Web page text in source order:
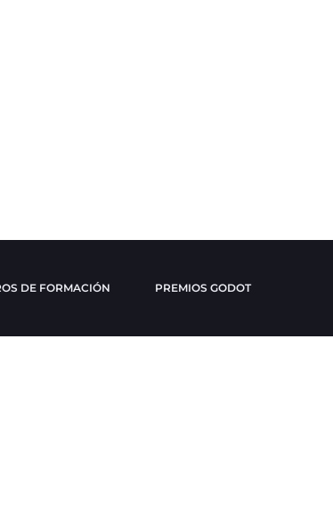
DE FORMACIÓN PREMIOS GODOT